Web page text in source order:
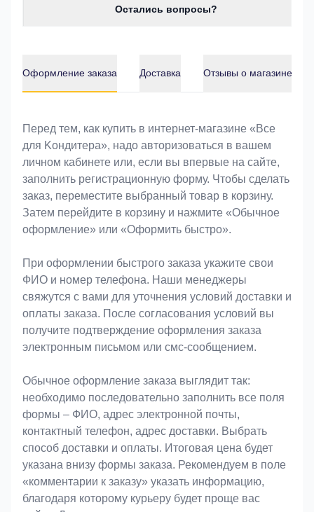
Остались вопросы?
Оформление заказа Доставка Отзывы о магазине
Оформление заказа
Перед тем, как купить в интернет-магазине «Bce
для Koндитeрa», надо авторизоваться в вашем
личном кабинете или, если вы впервые на сайте,
заполнить регистрационную форму. Чтобы сделать
заказ, переместите выбранный товар в корзину.
Затем перейдите в корзину и нажмите «Обычное
оформление» или «Оформить быстро».
При оформлении быстрого заказа укажите свои
ФИО и номер телефона. Наши менеджеры
свяжутся с вами для уточнения условий доставки и
оплаты заказа. После согласования условий вы
получите подтверждение оформления заказа
электронным письмом или смс-сообщением.
Обычное оформление заказа выглядит так:
необходимо последовательно заполнить все поля
формы – ФИО, адрес электронной почты,
контактный телефон, адрес доставки. Выбрать
способ доставки и оплаты. Итоговая цена будет
указана внизу формы заказа. Рекомендуем в поле
«комментарии к заказу» указать информацию,
благодаря которому курьеру будет проще вас